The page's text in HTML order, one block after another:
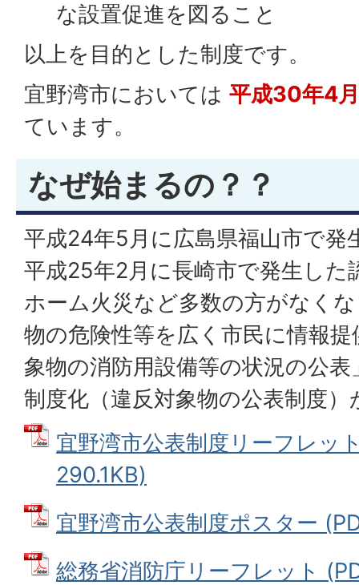
な設置促進を図ること
以上を目的とした制度です。
宜野湾市においては 平成30年4
ています。
なぜ始まるの？？
平成24年5月に広島県福山市で発
平成25年2月に長崎市で発生した
ホーム火災など多数の方がなく
物の危険性等を広く市民に情報
象物の消防用設備等の状況の公
制度化（違反対象物の公表制度
宜野湾市公表制度リーフレッ
290.1KB)
宜野湾市公表制度ポスター
総務省消防庁リーフレット